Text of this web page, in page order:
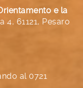
e la
4, 61121, Pesaro
al 0721